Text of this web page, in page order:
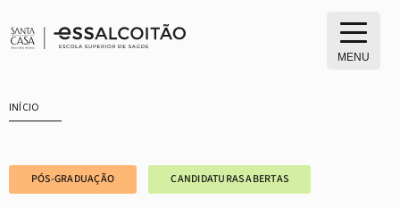
para
MENU
INÍCIO
PÓS-GRADUAÇÃO CANDIDATURAS ABERTAS